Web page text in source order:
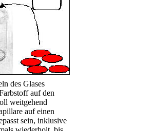
des Glases
auf den
weitgehend
auf einen
sein, inklusive